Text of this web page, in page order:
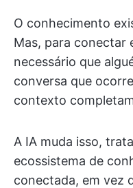
O conhecimento
Mas, para conectar
necessário que
conversa que
contexto
A IA muda isso,
ecossistema de
conectada, em vez